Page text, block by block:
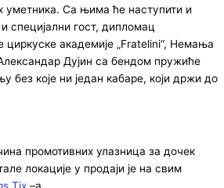
уметника. Са њима ће наступити и
специјални гост, дипломац
циркуске академије „Fratelini“, Немања
Дујин са бендом пружиће
без које ни један кабаре, који држи до
промотивних улазница за дочек
локације у продаји је на свим